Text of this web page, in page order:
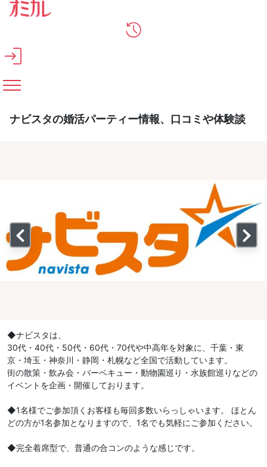
メインコンテンツへスキップ
ナビスタの婚活パーティー情報、口コミや体験談
◆ナビスタは、
30代・40代・50代・60代・70代や中高年を対象に、千葉・東
京・埼玉・神奈川・静岡・札幌など全国で活動しています。
街の散策・飲み会・バーベキュー・動物園巡り・水族館巡りなどの
イベントを企画・開催しております。
◆1名様でご参加頂くお客様も毎回多数いらっしゃいます。 ほとん
どの方が1名参加となりますので、1名でも気軽にご参加ください。
◆完全着席型で、普通の合コンのような感じです。